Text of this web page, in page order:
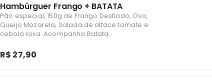
Hambúrguer Frango + BATATA
Pão especial, 150g de Frango Desfiado, Ovo,
Queijo Mozarela, Salada de alface tomate e
cebola roxa. Acompanha Batata.
R$ 27,90